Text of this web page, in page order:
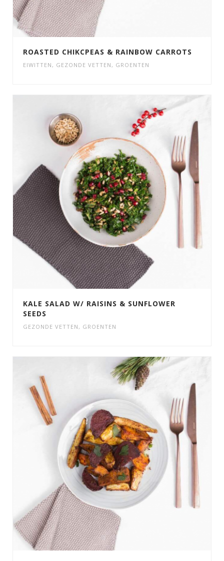
ROASTED CHIKCPEAS & RAINBOW CARROTS
EIWITTEN , GEZONDE VETTEN , GROENTEN
KALE SALAD W/ RAISINS & SUNFLOWER
SEEDS
GEZONDE VETTEN , GROENTEN